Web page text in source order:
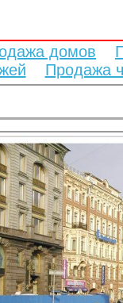
домов
Продажа